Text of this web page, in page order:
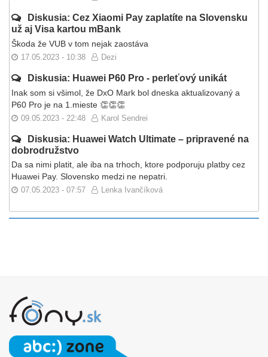
Diskusia: Cez Xiaomi Pay zaplatíte na Slovensku
už aj Visa kartou mBank
Škoda že VUB v tom nejak zaostáva
17.05.2023 - 10:38 Dezi
Diskusia: Huawei P60 Pro - perleťový unikát
Inak som si všimol, že DxO Mark bol dneska aktualizovaný a
P60 Pro je na 1.mieste 👏👏👏
09.05.2023 - 22:48 Karol Sendrei
Diskusia: Huawei Watch Ultimate – pripravené na
dobrodružstvo
Da sa nimi platit, ale iba na trhoch, ktore podporuju platby cez
Huawei Pay. Slovensko medzi ne nepatri.
07.05.2023 - 07:57 Lenka Ivančíková